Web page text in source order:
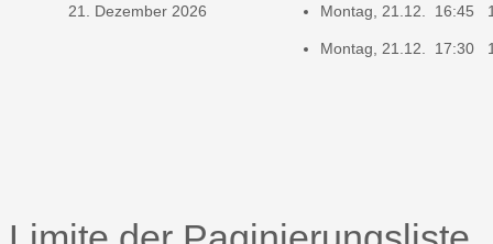
21. Dezember 2026 Montag, 21.12. 16:45
Montag, 21.12. 17:30